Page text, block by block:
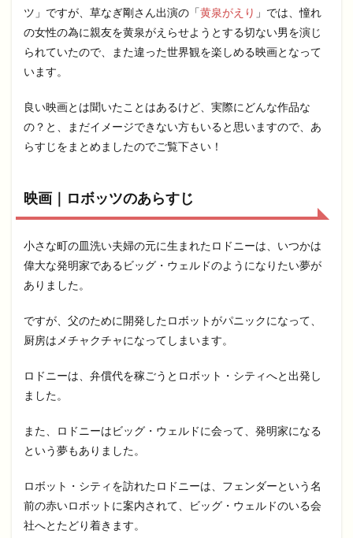
ツ」ですが、草なぎ剛さん出演の「黄泉がえり 」では、憧れ
の女性の為に親友を黄泉がえらせようとする切ない男を演じ
られていたので、また違った世界観を楽しめる映画となって
います。
良い映画とは聞いたことはあるけど、実際にどんな作品な
の？と、まだイメージできない方もいると思いますので、あ
らすじをまとめましたのでご覧下さい！
映画｜ロボッツのあらすじ
小さな町の皿洗い夫婦の元に生まれたロドニーは、いつかは
偉大な発明家であるビッグ・ウェルドのようになりたい夢が
ありました。
ですが、父のために開発したロボットがパニックになって、
厨房はメチャクチャになってしまいます。
ロドニーは、弁償代を稼ごうとロボット・シティへと出発し
ました。
また、ロドニーはビッグ・ウェルドに会って、発明家になる
という夢もありました。
ロボット・シティを訪れたロドニーは、フェンダーという名
前の赤いロボットに案内されて、ビッグ・ウェルドのいる会
社へとたどり着きます。